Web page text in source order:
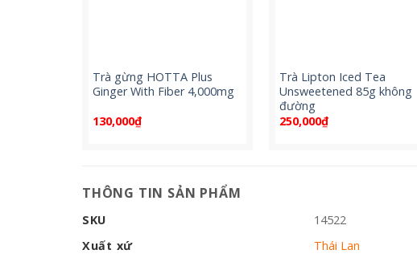
Trà gừng HOTTA Plus
Ginger With Fiber 4,000mg
130,000₫
Trà Lipton Iced Tea
Unsweetened 85g không
đường
250,000₫
THÔNG TIN SẢN PHẨM
SKU
14522
Xuất xứ
Thái Lan